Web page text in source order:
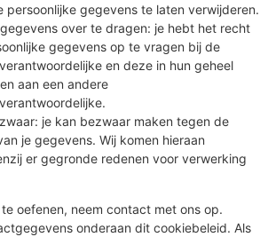
persoonlijke gegevens te laten verwijderen.
over te dragen: je hebt het recht
gegevens op te vragen bij de
en deze in hun geheel
aan een andere
je kan bezwaar maken tegen de
je gegevens. Wij komen hieraan
er gegronde redenen voor verwerking
oefenen, neem contact met ons op.
onderaan dit cookiebeleid. Als